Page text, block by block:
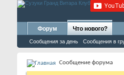
Форум Что нового?
Сообщения за день Сообщения в
Сообщение форума